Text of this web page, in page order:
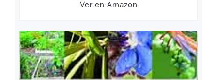
Ver en Amazon